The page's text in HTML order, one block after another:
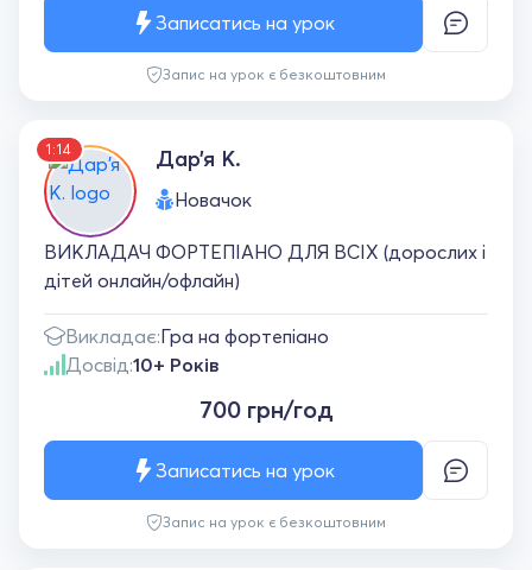
Запис на урок є безкоштовним
Записатись на урок
1:14 Дар’я К.
Новачок
ВИКЛАДАЧ ФОРТЕПІАНО ДЛЯ ВСІХ (дорослих і
дітей онлайн/офлайн)
Викладає:Гра на фортепіано
Досвід:10+ Років
700 грн/год
Запис на урок є безкоштовним
Записатись на урок